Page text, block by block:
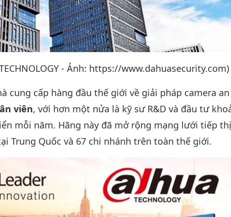
- Ảnh: https://www.dahuasecurity.com)
cung cấp hàng đầu thế giới về giải pháp camera
viên, với hơn một nửa là kỹ sư R&D và đầu tư
mỗi năm. Hãng này đã mở rộng mạng lưới tiếp
Trung Quốc và 67 chi nhánh trên toàn thế giới.